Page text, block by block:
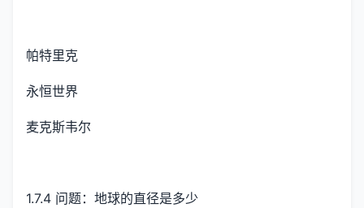
帕特里克
永恒世界
麦克斯韦尔
1.7.4 问题：地球的直径是多少